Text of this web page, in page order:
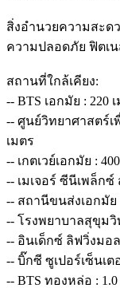
สิ่งอำนวยความสะด
ความปลอดภัย ฟิตเ
สถานที่ใกล้เคียง:
-- BTS เอกมัย : 220
-- ศูนย์วิทยาศาสตร์เ
เมตร
-- เกตเวย์เอกมัย :
-- เมเจอร์ ซีนีเพล็กซ์
-- สถานีขนส่งเอกมัย
-- โรงพยาบาลสุขุมวิ
-- อินเด็กซ์ ลิฟวิ่งมอล
-- บิ๊กซี ซูเปอร์เซ็นเต
-- BTS ทองหล่อ :